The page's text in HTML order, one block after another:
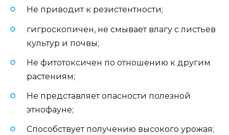
Не приводит к резистентности;
гигроскопичен, не смывает влагу с листьев
культур и почвы;
Не фитотоксичен по отношению к другим
растениям;
Не представляет опасности полезной
этнофауне;
Способствует получению высокого урожая;